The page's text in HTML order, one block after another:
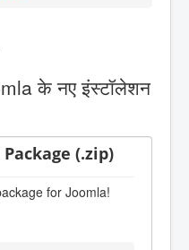
के नए इंस्टॉलेशन
(.zip)
for Joomla!